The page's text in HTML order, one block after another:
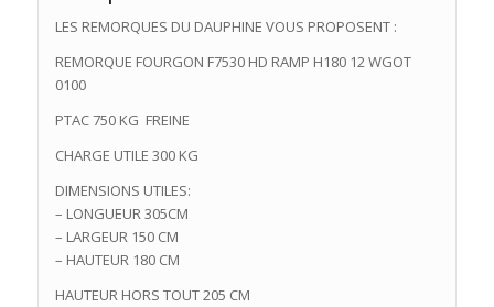
LES REMORQUES DU DAUPHINE VOUS PROPOSENT :
REMORQUE FOURGON F7530 HD RAMP H180 12 WGOT
0100
PTAC 750 KG FREINE
CHARGE UTILE 300 KG
DIMENSIONS UTILES:
– LONGUEUR 305CM
– LARGEUR 150 CM
– HAUTEUR 180 CM
HAUTEUR HORS TOUT 205 CM